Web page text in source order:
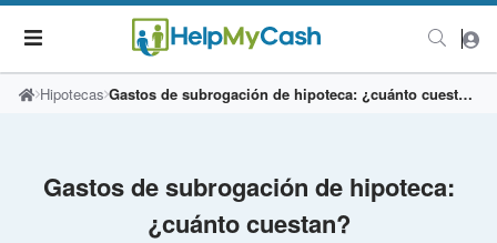
Hipotecas Gastos de subrogación de hipoteca: ¿cuánto cuestan?
Gastos de subrogación de hipoteca:
¿cuánto cuestan?